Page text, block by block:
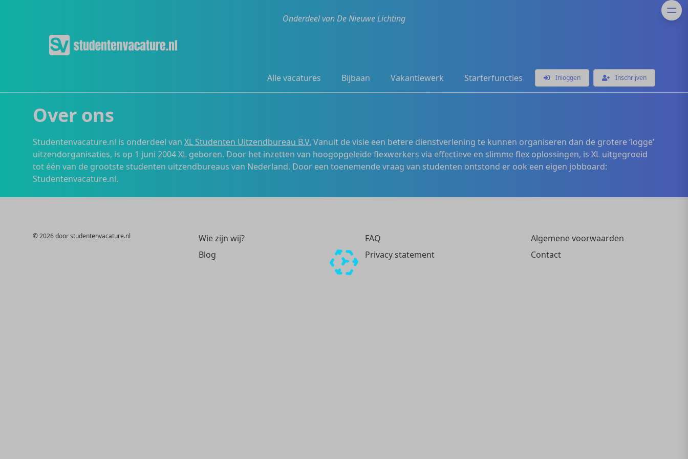
Onderdeel van De Nieuwe Lichting
Alle vacatures Bijbaan Vakantiewerk Starterfuncties Inloggen Inschrijven
Over ons
Studentenvacature.nl is onderdeel van XL Studenten Uitzendbureau B.V. Vanuit de visie een betere dienstverlening te kunnen organiseren dan de grotere ‘logge’
uitzendorganisaties, is op 1 juni 2004 XL geboren. Door het inzetten van hoogopgeleide flexwerkers via effectieve en slimme flex oplossingen, is XL uitgegroeid
tot één van de grootste studenten uitzendbureaus van Nederland. Door een toenemende vraag van studenten ontstond er ook een eigen jobboard:
Studentenvacature.nl.
© 2026 door studentenvacature.nl
Wie zijn wij?
Blog
FAQ
Privacy statement
Algemene voorwaarden
Contact